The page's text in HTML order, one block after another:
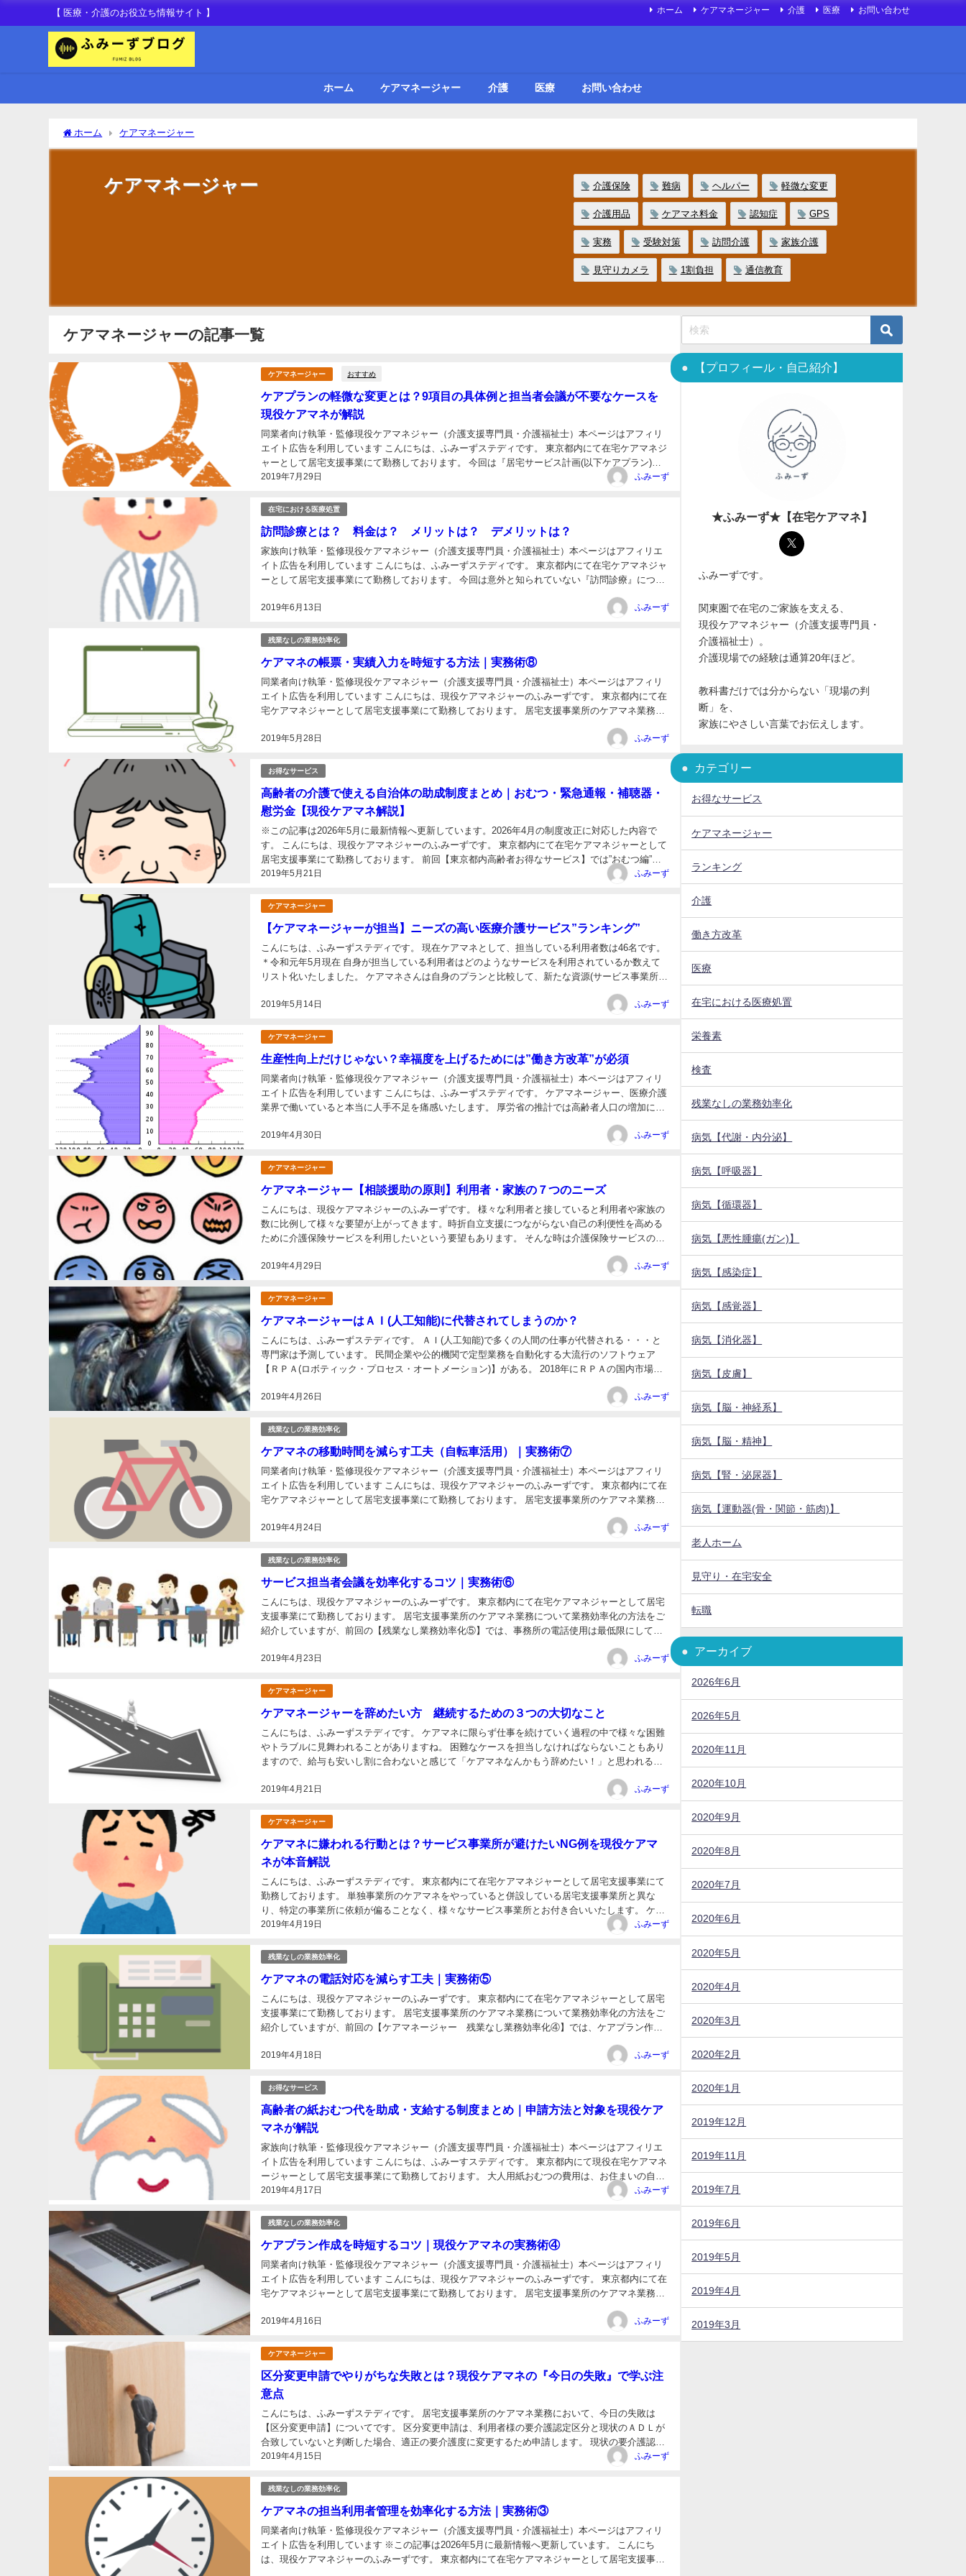
【 医療・介護のお役立ち情報サイト 】 ホーム ケアマネージャー 介護 医療 お問い合わせ
ホーム ケアマネージャー 介護 医療 お問い合わせ
ホーム ケアマネージャー
ケアマネージャー 介護保険 難病 ヘルパー 軽微な変更
介護用品 ケアマネ料金 認知症 GPS
実務 受験対策 訪問介護 家族介護
見守りカメラ 1割負担 通信教育
ケアマネージャーの記事一覧
ケアマネージャー おすすめ
ケアプランの軽微な変更とは？9項目の具体例と担当者会議が不要なケースを
現役ケアマネが解説
2019年7月29日
同業者向け執筆・監修現役ケアマネジャー（介護支援専門員・介護福祉士）本ページはアフィリ
エイト広告を利用しています こんにちは、ふみーずステディです。 東京都内にて在宅ケアマネジ
ャーとして居宅支援事業にて勤務しております。 今回は『居宅サービス計画(以下ケアプラン)の
変更』に伴って行わなければならない一連の業務につい...
ふみーず
在宅における医療処置
訪問診療とは？ 料金は？ メリットは？ デメリットは？
2019年6月13日
家族向け執筆・監修現役ケアマネジャー（介護支援専門員・介護福祉士）本ページはアフィリエ
イト広告を利用しています こんにちは、ふみーずステディです。 東京都内にて在宅ケアマネジャ
ーとして居宅支援事業にて勤務しております。 今回は意外と知られていない『訪問診療』につい
ふみーず
残業なしの業務効率化
ケアマネの帳票・実績入力を時短する方法｜実務術⑧
2019年5月28日
同業者向け執筆・監修現役ケアマネジャー（介護支援専門員・介護福祉士）本ページはアフィリ
エイト広告を利用しています こんにちは、現役ケアマネジャーのふみーずです。 東京都内にて在
宅ケアマネジャーとして居宅支援事業にて勤務しております。 居宅支援事業所のケアマネ業務に
ふみーず
お得なサービス
高齢者の介護で使える自治体の助成制度まとめ｜おむつ・緊急通報・補聴器・
慰労金【現役ケアマネ解説】
2019年5月21日
※この記事は2026年5月に最新情報へ更新しています。2026年4月の制度改正に対応した内容で
す。 こんにちは、現役ケアマネジャーのふみーずです。 東京都内にて在宅ケアマネジャーとして
居宅支援事業にて勤務しております。 前回【東京都内高齢者お得なサービス】では”おむつ編”を
ふみーず
ケアマネージャー
【ケアマネージャーが担当】ニーズの高い医療介護サービス”ランキング”
2019年5月14日
こんにちは、ふみーずステディです。 現在ケアマネとして、担当している利用者数は46名です。
＊令和元年5月現在 自身が担当している利用者はどのようなサービスを利用されているか数えて
リスト化いたしました。 ケアマネさんは自身のプランと比較して、新たな資源(サービス事業所)
ふみーず
ケアマネージャー
生産性向上だけじゃない？幸福度を上げるためには”働き方改革”が必須
2019年4月30日
同業者向け執筆・監修現役ケアマネジャー（介護支援専門員・介護福祉士）本ページはアフィリ
エイト広告を利用しています こんにちは、ふみーずステディです。 ケアマネージャー、医療介護
業界で働いていると本当に人手不足を痛感いたします。 厚労省の推計では高齢者人口の増加に伴
ふみーず
ケアマネージャー
ケアマネージャー【相談援助の原則】利用者・家族の７つのニーズ
2019年4月29日
こんにちは、現役ケアマネジャーのふみーずです。 様々な利用者と接していると利用者や家族の
数に比例して様々な要望が上がってきます。時折自立支援につながらない自己の利便性を高める
ために介護保険サービスを利用したいという要望もあります。 そんな時は介護保険サービスの趣
ふみーず
ケアマネージャー
ケアマネージャーはＡＩ(人工知能)に代替されてしまうのか？
2019年4月26日
こんにちは、ふみーずステディです。 ＡＩ(人工知能)で多くの人間の仕事が代替される・・・と
専門家は予測しています。 民間企業や公的機関で定型業務を自動化する大流行のソフトウェア
【ＲＰＡ(ロボティック・プロセス・オートメーション)】がある。 2018年にＲＰＡの国内市場規
ふみーず
残業なしの業務効率化
ケアマネの移動時間を減らす工夫（自転車活用）｜実務術⑦
2019年4月24日
同業者向け執筆・監修現役ケアマネジャー（介護支援専門員・介護福祉士）本ページはアフィリ
エイト広告を利用しています こんにちは、現役ケアマネジャーのふみーずです。 東京都内にて在
宅ケアマネジャーとして居宅支援事業にて勤務しております。 居宅支援事業所のケアマネ業務に
ふみーず
残業なしの業務効率化
サービス担当者会議を効率化するコツ｜実務術⑥
2019年4月23日
こんにちは、現役ケアマネジャーのふみーずです。 東京都内にて在宅ケアマネジャーとして居宅
支援事業にて勤務しております。 居宅支援事業所のケアマネ業務について業務効率化の方法をご
紹介していますが、前回の【残業なし業務効率化⑤】では、事務所の電話使用は最低限にして、
ふみーず
ケアマネージャー
ケアマネージャーを辞めたい方 継続するための３つの大切なこと
2019年4月21日
こんにちは、ふみーずステディです。 ケアマネに限らず仕事を続けていく過程の中で様々な困難
やトラブルに見舞われることがありますね。 困難なケースを担当しなければならないこともあり
ますので、給与も安いし割に合わないと感じて「ケアマネなんかもう辞めたい！」と思われるこ
ふみーず
ケアマネージャー
ケアマネに嫌われる行動とは？サービス事業所が避けたいNG例を現役ケアマ
ネが本音解説
2019年4月19日
こんにちは、ふみーずステディです。 東京都内にて在宅ケアマネジャーとして居宅支援事業にて
勤務しております。 単独事業所のケアマネをやっていると併設している居宅支援事業所と異な
り、特定の事業所に依頼が偏ることなく、様々なサービス事業所とお付き合いいたします。 ケア
マネとサービス事業所は公正中立な関係が好ましく、事実...
ふみーず
残業なしの業務効率化
ケアマネの電話対応を減らす工夫｜実務術⑤
2019年4月18日
こんにちは、現役ケアマネジャーのふみーずです。 東京都内にて在宅ケアマネジャーとして居宅
支援事業にて勤務しております。 居宅支援事業所のケアマネ業務について業務効率化の方法をご
紹介していますが、前回の【ケアマネージャー 残業なし業務効率化④】では、ケアプラン作成
ふみーず
お得なサービス
高齢者の紙おむつ代を助成・支給する制度まとめ｜申請方法と対象を現役ケア
マネが解説
2019年4月17日
家族向け執筆・監修現役ケアマネジャー（介護支援専門員・介護福祉士）本ページはアフィリエ
イト広告を利用しています こんにちは、ふみーすステディです。 東京都内にて現役在宅ケアマネ
ージャーとして居宅支援事業にて勤務しております。 大人用紙おむつの費用は、お住まいの自治
ふみーず
残業なしの業務効率化
ケアプラン作成を時短するコツ｜現役ケアマネの実務術④
2019年4月16日
同業者向け執筆・監修現役ケアマネジャー（介護支援専門員・介護福祉士）本ページはアフィリ
エイト広告を利用しています こんにちは、現役ケアマネジャーのふみーずです。 東京都内にて在
宅ケアマネジャーとして居宅支援事業にて勤務しております。 居宅支援事業所のケアマネ業務に
ふみーず
ケアマネージャー
区分変更申請でやりがちな失敗とは？現役ケアマネの『今日の失敗』で学ぶ注
意点
2019年4月15日
こんにちは、ふみーずステディです。 居宅支援事業所のケアマネ業務において、今日の失敗は
【区分変更申請】についてです。 区分変更申請は、利用者様の要介護認定区分と現状のＡＤＬが
合致していないと判断した場合、適正の要介護度に変更するため申請します。 現状の要介護認定
区分より、明らかにＡＤＬが悪い状態と判断した場合、適...
ふみーず
残業なしの業務効率化
ケアマネの担当利用者管理を効率化する方法｜実務術③
同業者向け執筆・監修現役ケアマネジャー（介護支援専門員・介護福祉士）本ページはアフィリ
エイト広告を利用しています ※この記事は2026年5月に最新情報へ更新しています。 こんにち
は、現役ケアマネジャーのふみーずです。 東京都内にて在宅ケアマネジャーとして居宅支援事業
【プロフィール・自己紹介】
★ふみーず★【在宅ケアマネ】
ふみーずです。
関東圏で在宅のご家族を支える、
現役ケアマネジャー（介護支援専門員・
介護福祉士）。
介護現場での経験は通算20年ほど。
教科書だけでは分からない「現場の判
断」を、
家族にやさしい言葉でお伝えします。
カテゴリー
お得なサービス
ケアマネージャー
ランキング
介護
働き方改革
医療
在宅における医療処置
栄養素
検査
残業なしの業務効率化
病気【代謝・内分泌】
病気【呼吸器】
病気【循環器】
病気【悪性腫瘍(ガン)】
病気【感染症】
病気【感覚器】
病気【消化器】
病気【皮膚】
病気【脳・神経系】
病気【脳・精神】
病気【腎・泌尿器】
病気【運動器(骨・関節・筋肉)】
老人ホーム
見守り・在宅安全
転職
アーカイブ
2026年6月
2026年5月
2020年11月
2020年10月
2020年9月
2020年8月
2020年7月
2020年6月
2020年5月
2020年4月
2020年3月
2020年2月
2020年1月
2019年12月
2019年11月
2019年7月
2019年6月
2019年5月
2019年4月
2019年3月